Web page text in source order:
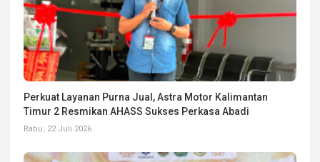
Perkuat Layanan Purna Jual, Astra Motor Kalimantan
Timur 2 Resmikan AHASS Sukses Perkasa Abadi
Rabu, 22 Juli 2026